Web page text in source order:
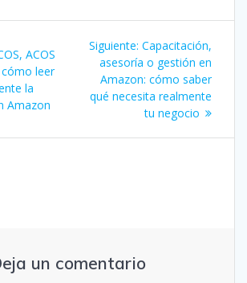
ACOS
leer
la
Amazon
Siguiente: Siguiente
post:
Capacitación,
asesoría o gestión en
Amazon: cómo saber
qué necesita realmente
tu negocio
un comentario